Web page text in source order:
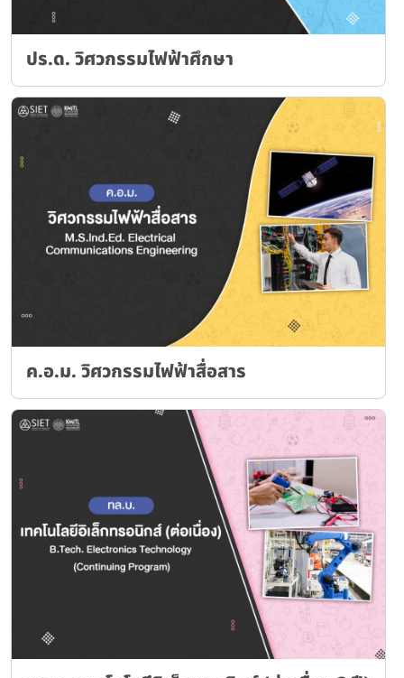
ปร.ด. วิศวกรรมไฟฟ้าศึกษา
ค.อ.ม. วิศวกรรมไฟฟ้าสื่อสาร